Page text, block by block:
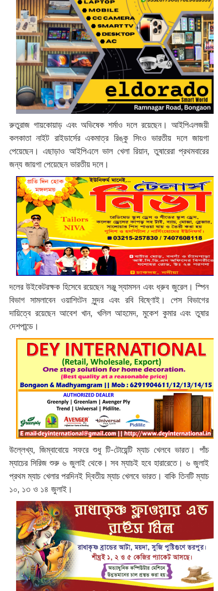
রুতুরাজ গায়কোয়াড় এবং অভিষেক শর্মাও দলে রয়েছেন। আইপিএলজয়ী
কলকাতা নাইট রাইডার্সের একমাত্র রিঙ্কু সিংও ভারতীয় দলে জায়গা
পেয়েছেন। এছাড়াও আইপিএলে ভাল খেলা রিয়ান, তুষারেরা প্রথমবারের
জন্য জায়গা পেয়েছেন ভারতীয় দলে।
দলের উইকেটরক্ষক হিসেবে রয়েছেন সঞ্জু স্যামসন এবং ধ্রুব জুরেল। স্পিন
বিভাগ সামলাবেন ওয়াশিংটন সুন্দর এবং রবি বিষ্ণোই। পেস বিভাগের
দায়িত্বে রয়েছেন আবেশ খান, খলিল আহমেদ, মুকেশ কুমার এবং তুষার
দেশপান্ডে।
উল্লেখ্য, জিম্বাবোয়ে সফরে শুধু টি-টোয়েন্টি ম্যাচ খেলবে ভারত। পাঁচ
ম্যাচের সিরিজ শুরু ৬ জুলাই থেকে। সব ম্যাচই হবে হারারেতে। ৬ জুলাই
প্রথম ম্যাচ খেলার পরদিনই দ্বিতীয় ম্যাচ খেলবে ভারত। বাকি তিনটি ম্যাচ
১০, ১৩ ও ১৪ জুলাই।